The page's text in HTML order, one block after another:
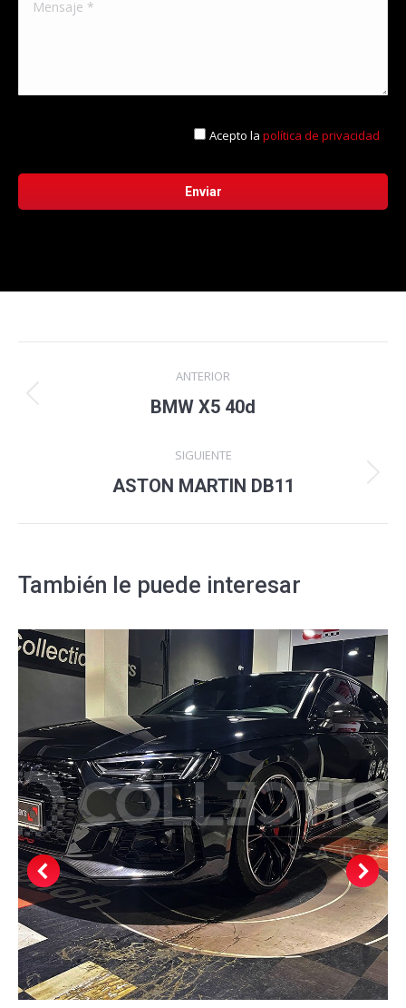
Acepto lapolítica de privacidad
entre
ANTERIOR
Proyecto
BMW X5 40d
SIGUIENTE
Proyecto
ASTON MARTIN DB11
También le puede interesar